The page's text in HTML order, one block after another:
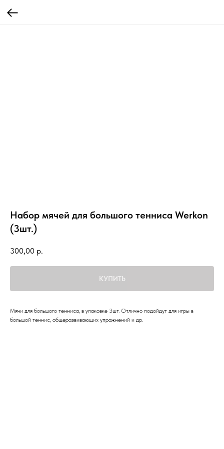
Набор мячей для большого тенниса Werkon
(3шт.)
300,00 р.
КУПИТЬ
Мячи для большого тенниса, в упаковке 3шт. Отлично подойдут для игры в
большой теннис, общеразвивающих упражнений и др.